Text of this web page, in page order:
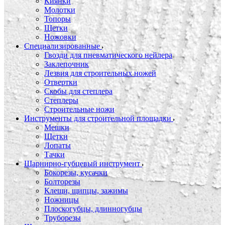
Молотки
Топоры
Щетки
Ножовки
Специализированные
Гвозди для пневматического нейлера
Заклепочник
Лезвия для строительных ножей
Отвертки
Скобы для степлера
Степлеры
Строительные ножи
Инструменты для строительной площадки
Мешки
Щетки
Лопаты
Тачки
Шарнирно-губцевый инструмент
Бокорезы, кусачки
Болторезы
Клещи, щипцы, зажимы
Ножницы
Плоскогубцы, длинногубцы
Труборезы